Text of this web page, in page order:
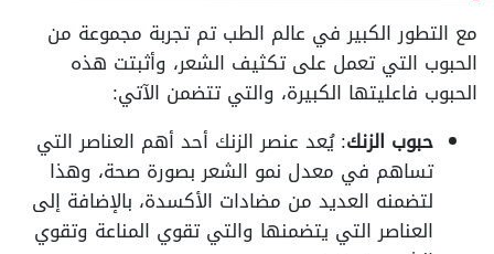
مع التطور الكبير في عالم الطب تم تجربة مجموعة من
الحبوب التي تعمل على تكثيف الشعر، وأثبتت هذه
الحبوب فاعليتها الكبيرة، والتي تتضمن الآتي:
حبوب الزنك: يُعد عنصر الزنك أحد أهم العناصر التي
تساهم في معدل نمو الشعر بصورة صحة، وهذا
لتضمنه العديد من مضادات الأكسدة، بالإضافة إلى
العناصر التي يتضمنها والتي تقوي المناعة وتقوي